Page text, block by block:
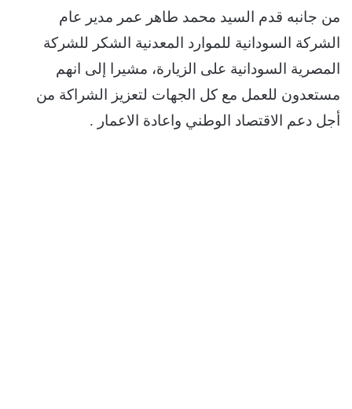
من جانبه قدم السيد محمد طاهر عمر مدير عام
الشركة السودانية للموارد المعدنية الشكر للشركة
المصرية السودانية على الزيارة، مشيرا إلى انهم
مستعدون للعمل مع كل الجهات لتعزيز الشراكة من
أجل دعم الاقتصاد الوطني واعادة الاعمار .